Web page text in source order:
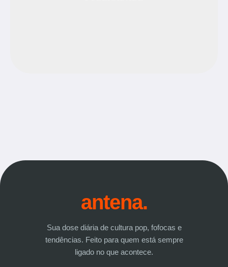
antena.
Sua dose diária de cultura pop, fofocas e
tendências. Feito para quem está sempre
ligado no que acontece.